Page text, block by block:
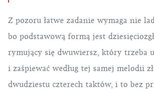
Z pozoru łatwe zadanie wymaga nie
bo podstawową formą jest
rymujący się dwuwiersz, który trzeba
i zaśpiewać według tej samej melodii
dwudziestu czterech taktów, i to bez